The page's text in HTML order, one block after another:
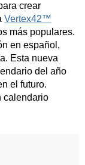
crear
Vertex42™
más populares.
en español,
Esta nueva
del año
el futuro.
calendario